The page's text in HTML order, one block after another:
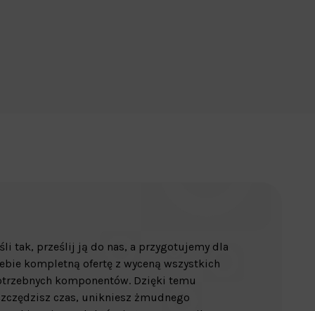
tak, prześlij ją do nas, a przygotujemy dla
kompletną ofertę z wyceną wszystkich
komponentów. Dzięki temu
czas, unikniesz żmudnego